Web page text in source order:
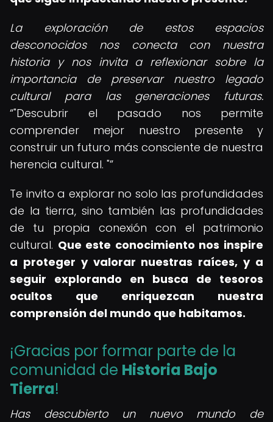
La exploración de estos espacios
desconocidos nos conecta con nuestra
historia y nos invita a reflexionar sobre la
importancia de preservar nuestro legado
cultural para las generaciones futuras.
"Descubrir el pasado nos permite
comprender mejor nuestro presente y
construir un futuro más consciente de nuestra
herencia cultural. "
Te invito a explorar no solo las profundidades
de la tierra, sino también las profundidades
de tu propia conexión con el patrimonio
cultural. Que este conocimiento nos inspire
a proteger y valorar nuestras raíces, y a
seguir explorando en busca de tesoros
ocultos que enriquezcan nuestra
comprensión del mundo que habitamos.
¡Gracias por formar parte de la
comunidad de Historia Bajo
Tierra!
Has descubierto un nuevo mundo de